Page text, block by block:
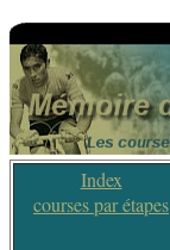
Index
courses par étapes